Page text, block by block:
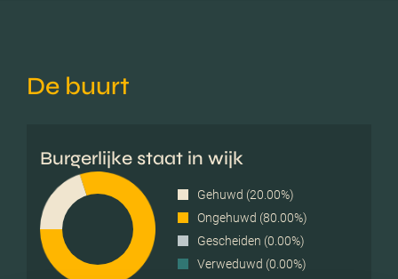
De buurt
Burgerlijke staat in wijk
Gehuwd (20.00%)
Ongehuwd (80.00%)
Gescheiden (0.00%)
Verweduwd (0.00%)